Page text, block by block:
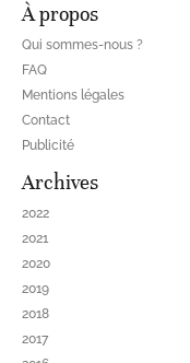
À propos
Qui sommes-nous ?
FAQ
Mentions légales
Contact
Publicité
Archives
2022
2021
2020
2019
2018
2017